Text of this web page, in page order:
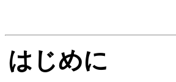
はじめに